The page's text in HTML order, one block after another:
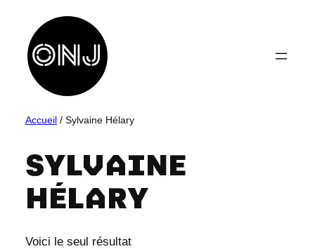
contenu
Accueil/ Sylvaine Hélary
SYLVAINE
HÉLARY
Voici le seul résultat